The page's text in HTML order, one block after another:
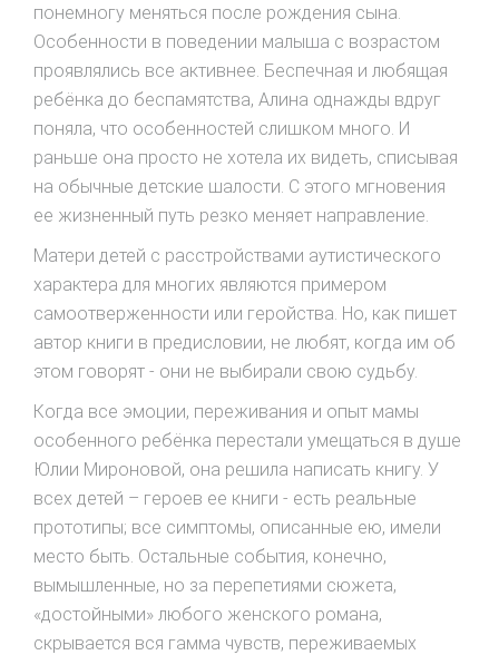
понемногу меняться после рождения сына.
Особенности в поведении малыша с возрастом
проявлялись все активнее. Беспечная и любящая
ребёнка до беспамятства, Алина однажды вдруг
поняла, что особенностей слишком много. И
раньше она просто не хотела их видеть, списывая
на обычные детские шалости. С этого мгновения
ее жизненный путь резко меняет направление.
Матери детей с расстройствами аутистического
характера для многих являются примером
самоотверженности или геройства. Но, как пишет
автор книги в предисловии, не любят, когда им об
этом говорят - они не выбирали свою судьбу.
Когда все эмоции, переживания и опыт мамы
особенного ребёнка перестали умещаться в душе
Юлии Мироновой, она решила написать книгу. У
всех детей – героев ее книги - есть реальные
прототипы; все симптомы, описанные ею, имели
место быть. Остальные события, конечно,
вымышленные, но за перепетиями сюжета,
«достойными» любого женского романа,
скрывается вся гамма чувств, переживаемых